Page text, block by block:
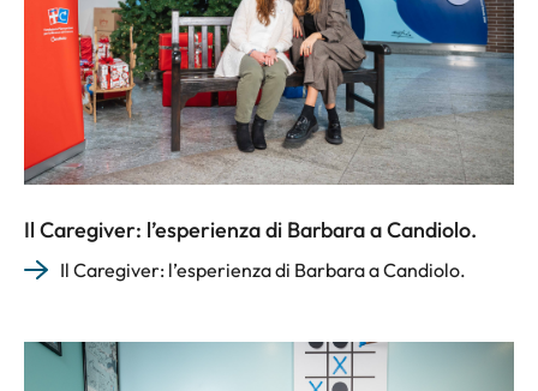
Il Caregiver: l’esperienza di Barbara a Candiolo.
Il Caregiver: l’esperienza di Barbara a Candiolo.